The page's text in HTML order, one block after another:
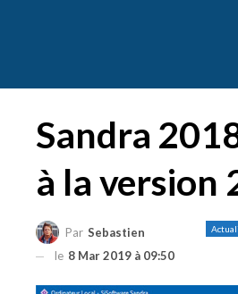
Sandra
à la version
Par Sebastien
le 8 Mar 2019 à 09:50